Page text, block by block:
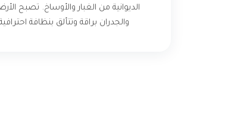
الديوانية من الغبار والأوساخ. تصبح
والجدران براقة وتتألق بنظافة